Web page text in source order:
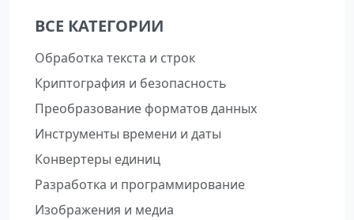
ВСЕ КАТЕГОРИИ
Обработка текста и строк
Криптография и безопасность
Преобразование форматов данных
Инструменты времени и даты
Конвертеры единиц
Разработка и программирование
Изображения и медиа